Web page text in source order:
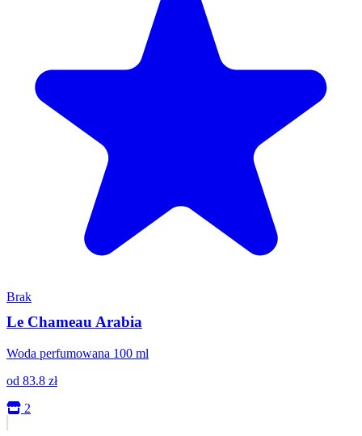
Brak
Le Chameau Arabia
Woda perfumowana 100 ml
od 83.8 zł
2